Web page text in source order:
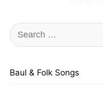
Search
for:
Baul & Folk Songs